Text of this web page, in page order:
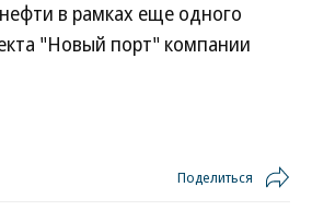
в рамках еще одного
"Новый порт" компании
Поделиться